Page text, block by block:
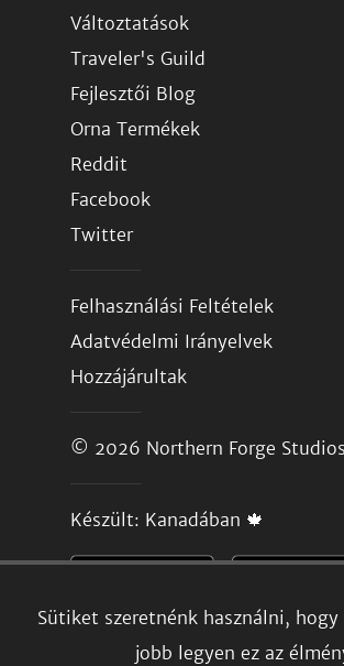
Sütiket szeretnénk használni,
jobb legyen ez az
Változtatások
Traveler's Guild
Fejlesztői Blog
Orna Termékek
Reddit
Facebook
Twitter
Felhasználási Feltételek
Adatvédelmi Irányelvek
Hozzájárultak
© 2026 Northern Forge
Készült: Kanadában 🍁